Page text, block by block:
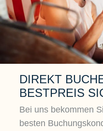
DIREKT
BESTPREIS
Bei uns bekommen
besten